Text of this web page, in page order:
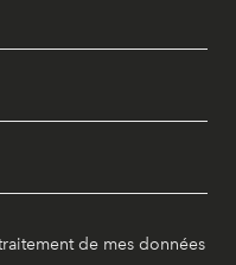
de mes données